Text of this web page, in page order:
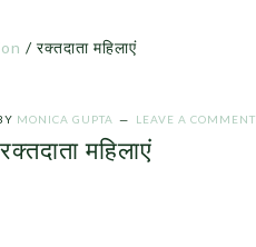
/ रक्तदाता महिलाएं
MONICA GUPTA LEAVE A COMMENT
रक्तदाता महिलाएं